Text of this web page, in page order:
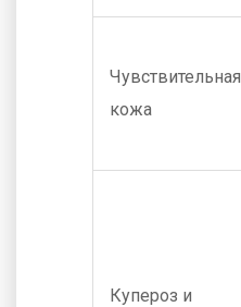
Чувствительная
кожа
Купероз и